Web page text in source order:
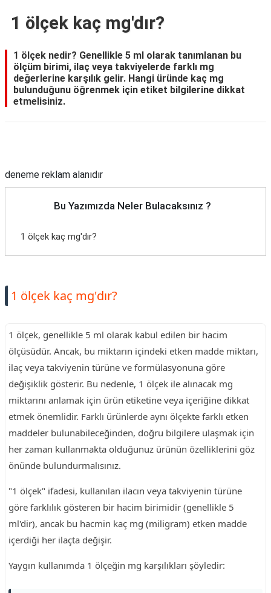
1 ölçek kaç mg'dır?
1 ölçek nedir? Genellikle 5 ml olarak tanımlanan bu
ölçüm birimi, ilaç veya takviyelerde farklı mg
değerlerine karşılık gelir. Hangi üründe kaç mg
bulunduğunu öğrenmek için etiket bilgilerine dikkat
etmelisiniz.
deneme reklam alanıdır
Bu Yazımızda Neler Bulacaksınız ?
1 ölçek kaç mg'dır?
1 ölçek kaç mg'dır?
1 ölçek, genellikle 5 ml olarak kabul edilen bir hacim
ölçüsüdür. Ancak, bu miktarın içindeki etken madde miktarı,
ilaç veya takviyenin türüne ve formülasyonuna göre
değişiklik gösterir. Bu nedenle, 1 ölçek ile alınacak mg
miktarını anlamak için ürün etiketine veya içeriğine dikkat
etmek önemlidir. Farklı ürünlerde aynı ölçekte farklı etken
maddeler bulunabileceğinden, doğru bilgilere ulaşmak için
her zaman kullanmakta olduğunuz ürünün özelliklerini göz
önünde bulundurmalısınız.
"1 ölçek" ifadesi, kullanılan ilacın veya takviyenin türüne
göre farklılık gösteren bir hacim birimidir (genellikle 5
ml'dir), ancak bu hacmin kaç mg (miligram) etken madde
içerdiği her ilaçta değişir.
Yaygın kullanımda 1 ölçeğin mg karşılıkları şöyledir: